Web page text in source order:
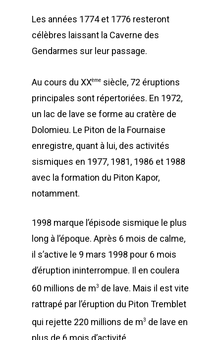
Les années 1774 et 1776 resteront
célèbres laissant la Caverne des
Gendarmes sur leur passage.
Au cours du XXème siècle, 72 éruptions
principales sont répertoriées. En 1972,
un lac de lave se forme au cratère de
Dolomieu. Le Piton de la Fournaise
enregistre, quant à lui, des activités
sismiques en 1977, 1981, 1986 et 1988
avec la formation du Piton Kapor,
notamment.
1998 marque l’épisode sismique le plus
long à l’époque. Après 6 mois de calme,
il s’active le 9 mars 1998 pour 6 mois
d’éruption ininterrompue. Il en coulera
60 millions de m3 de lave. Mais il est vite
rattrapé par l’éruption du Piton Tremblet
qui rejette 220 millions de m3 de lave en
plus de 6 mois d’activité.